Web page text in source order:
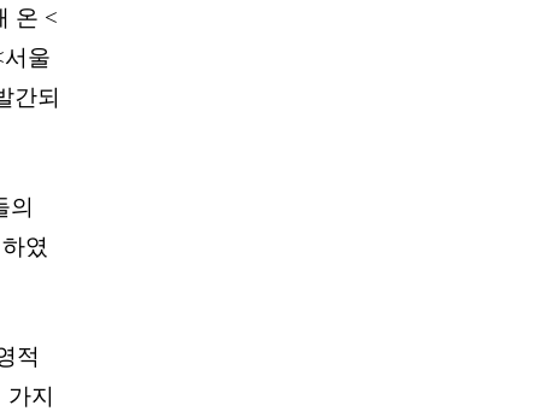
온 <
울
간되
의
였
적
지